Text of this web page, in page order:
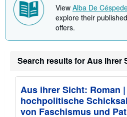
View Alba De
explore their
offers.
Search results for Aus ihrer
Aus ihrer Sicht: Roman
hochpolitische
von Faschismus und